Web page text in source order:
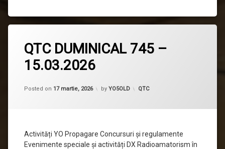
QTC DUMINICAL 745 –
15.03.2026
Posted on 17 martie, 2026 by YO5OLD Categorii:
QTC
Activități YO Propagare Concursuri și regulamente
Evenimente speciale și activități DX Radioamatorism în
un
comentariu
la
QTC
745